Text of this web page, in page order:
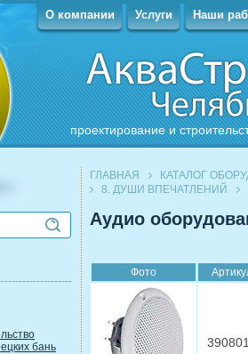
проектирование и
О компании Услуги Наши
бань
ГЛАВНАЯ
КАТАЛОГ
8. ДУШИ ВПЕЧАТЛЕНИЙ
Аудио
Фото